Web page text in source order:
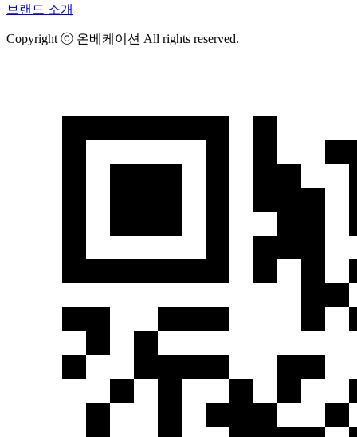
브랜드 소개
Copyright ⓒ 온베케이션 All rights reserved.